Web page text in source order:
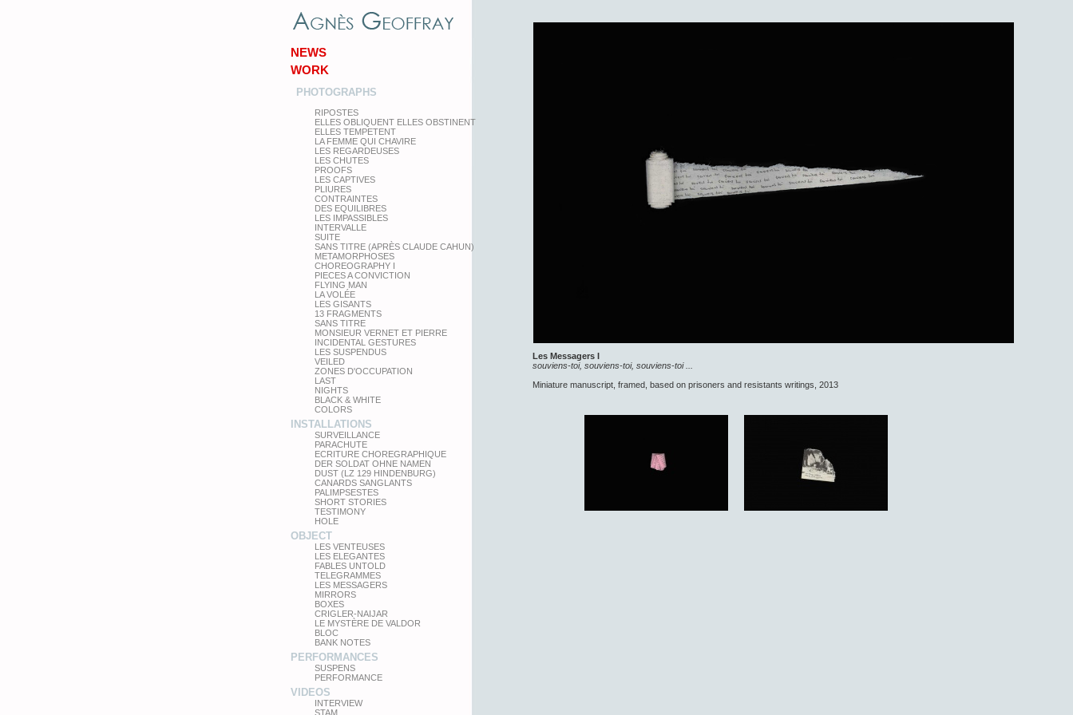
NEWS
WORK
PHOTOGRAPHS
RIPOSTES
ELLES OBLIQUENT ELLES OBSTINENT
ELLES TEMPETENT
LA FEMME QUI CHAVIRE
LES REGARDEUSES
LES CHUTES
PROOFS
LES CAPTIVES
PLIURES
CONTRAINTES
DES EQUILIBRES
LES IMPASSIBLES
INTERVALLE
SUITE
SANS TITRE (APRÈS CLAUDE CAHUN)
METAMORPHOSES
CHOREOGRAPHY I
PIECES A CONVICTION
FLYING MAN
LA VOLÉE
LES GISANTS
13 FRAGMENTS
SANS TITRE
MONSIEUR VERNET ET PIERRE
INCIDENTAL GESTURES
LES SUSPENDUS
VEILED
ZONES D'OCCUPATION
LAST
NIGHTS
BLACK & WHITE
COLORS
INSTALLATIONS
SURVEILLANCE
PARACHUTE
ECRITURE CHOREGRAPHIQUE
DER SOLDAT OHNE NAMEN
DUST (LZ 129 HINDENBURG)
CANARDS SANGLANTS
PALIMPSESTES
SHORT STORIES
TESTIMONY
HOLE
OBJECT
LES VENTEUSES
LES ELEGANTES
FABLES UNTOLD
TELEGRAMMES
LES MESSAGERS
MIRRORS
BOXES
CRIGLER-NAIJAR
LE MYSTÈRE DE VALDOR
BLOC
BANK NOTES
PERFORMANCES
SUSPENS
PERFORMANCE
VIDEOS
INTERVIEW
STAM
Les Messagers I
souviens-toi, souviens-toi, souviens-toi ...
Miniature manuscript, framed, based on prisoners and resistants writings, 2013